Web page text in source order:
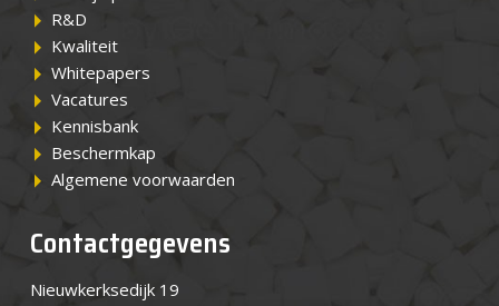
R&D
Kwaliteit
Whitepapers
Vacatures
Kennisbank
Beschermkap
Algemene voorwaarden
Contactgegevens
Nieuwkerksedijk 19